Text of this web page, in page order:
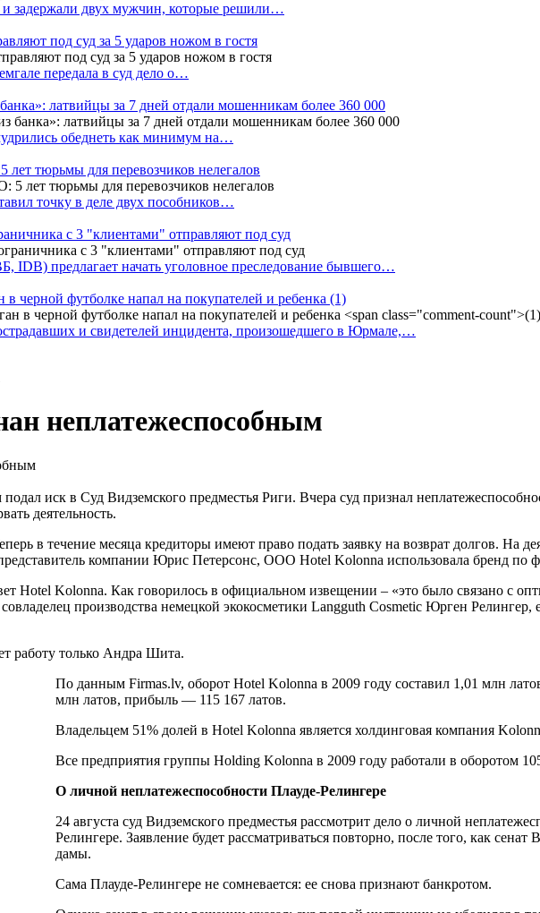
задержали двух мужчин, которые решили…
под суд за 5 ударов ножом в гостя
передала в суд дело о…
латвийцы за 7 дней отдали мошенникам более 360 000
обеднеть как минимум на…
лет тюрьмы для перевозчиков нелегалов
точку в деле двух пособников…
с 3 "клиентами" отправляют под суд
IDB) предлагает начать уголовное преследование бывшего…
черной футболке напал на покупателей и ребенка (1)
и свидетелей инцидента, произошедшего в Юрмале,…
неплатежеспособным
иск в Суд Видземского предместья Риги. Вчера суд признал
деятельность.
в течение месяца кредиторы имеют право подать заявку на возврат долгов. На
компании Юрис Петерсонс, ООО Hotel Kolonna использовала бренд по
Hotel Kolonna. Как говорилось в официальном извещении – «это было связано с
производства немецкой экокосметики Langguth Cosmetic Юрген
работу только Андра Шита.
По данным Firmas.lv, оборот Hotel Kolonna в 2009 году составил 1,01 млн
млн латов, прибыль — 115 167 латов.
Владельцем 51% долей в Hotel Kolonna является холдинговая компания
Все предприятия группы Holding Kolonna в 2009 году работали в оборотом
О личной неплатежеспособности Плауде-Релингере
24 августа суд Видземского предместья рассмотрит дело о личной
Релингере. Заявление будет рассматриваться повторно, после того, как
дамы.
Сама Плауде-Релингере не сомневается: ее снова признают банкротом.